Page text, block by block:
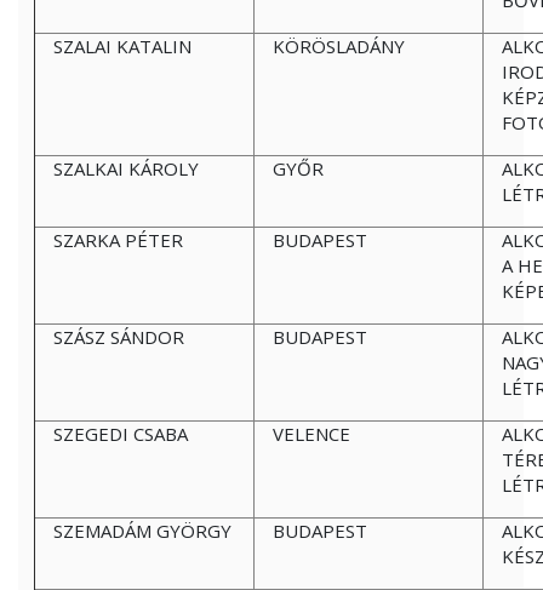
SZALAI KATALIN
KÖRÖSLADÁNY
SZALKAI KÁROLY
GYŐR
SZARKA PÉTER
BUDAPEST
A
SZÁSZ SÁNDOR
BUDAPEST
SZEGEDI CSABA
VELENCE
SZEMADÁM GYÖRGY
BUDAPEST